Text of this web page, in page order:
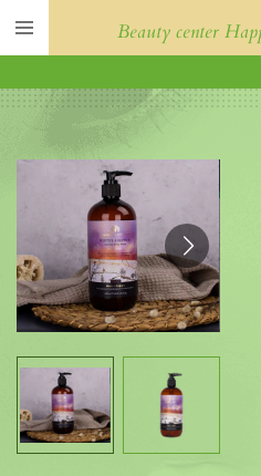
Ga
de
Beauty center